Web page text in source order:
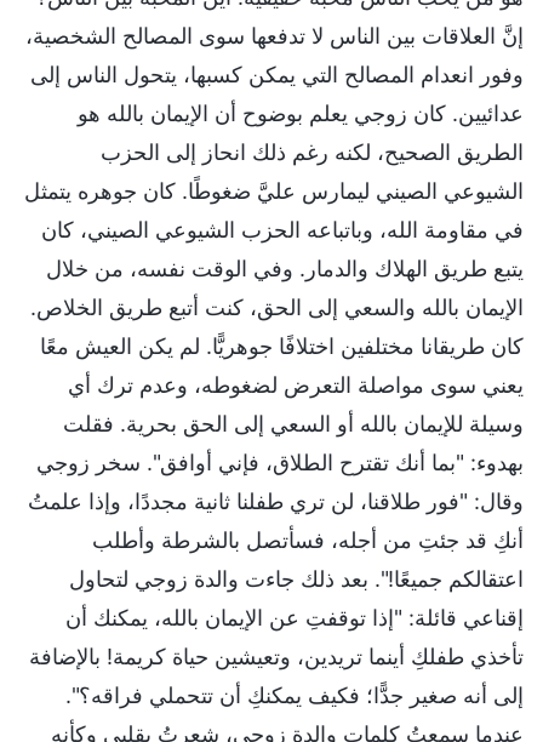
إنَّ العلاقات بين الناس لا تدفعها سوى المصالح الشخصية،
وفور انعدام المصالح التي يمكن كسبها، يتحول الناس إلى
عدائيين. كان زوجي يعلم بوضوح أن الإيمان بالله هو
الطريق الصحيح، لكنه رغم ذلك انحاز إلى الحزب
الشيوعي الصيني ليمارس عليَّ ضغوطًا. كان جوهره يتمثل
في مقاومة الله، وباتباعه الحزب الشيوعي الصيني، كان
يتبع طريق الهلاك والدمار. وفي الوقت نفسه، من خلال
الإيمان بالله والسعي إلى الحق، كنت أتبع طريق الخلاص.
كان طريقانا مختلفين اختلافًا جوهريًّا. لم يكن العيش معًا
يعني سوى مواصلة التعرض لضغوطه، وعدم ترك أي
وسيلة للإيمان بالله أو السعي إلى الحق بحرية. فقلت
بهدوء: "بما أنك تقترح الطلاق، فإني أوافق". سخر زوجي
وقال: "فور طلاقنا، لن تري طفلنا ثانية مجددًا، وإذا علمتُ
أنكِ قد جئتِ من أجله، فسأتصل بالشرطة وأطلب
اعتقالكم جميعًا!". بعد ذلك جاءت والدة زوجي لتحاول
إقناعي قائلة: "إذا توقفتِ عن الإيمان بالله، يمكنك أن
تأخذي طفلكِ أينما تريدين، وتعيشين حياة كريمة! بالإضافة
إلى أنه صغير جدًّا؛ فكيف يمكنكِ أن تتحملي فراقه؟".
عندما سمعتُ كلمات والدة زوجي، شعرتُ بقلبي وكأنه